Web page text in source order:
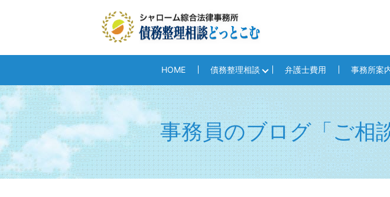
HOME 債務整理相談 弁護士費用 事務所案
事務員のブログ「ご相